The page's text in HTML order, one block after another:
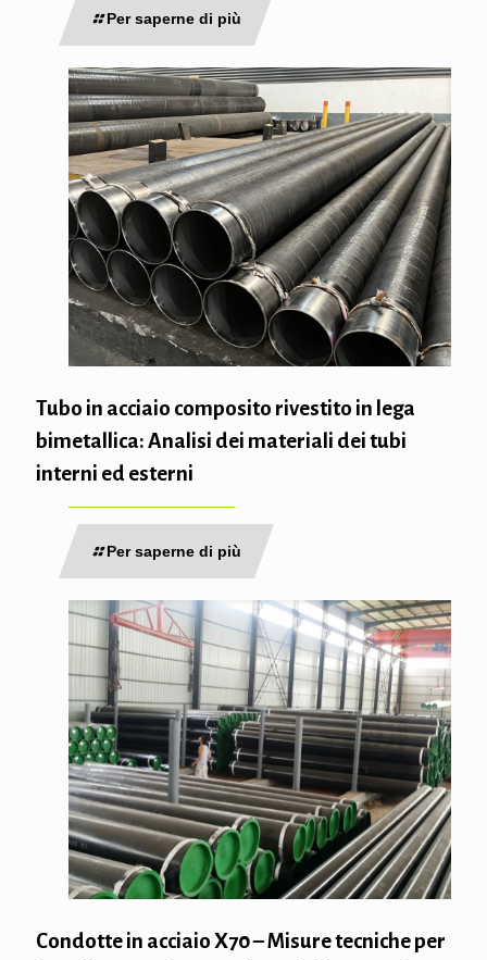
Per saperne di più
Tubo in acciaio composito rivestito in lega
bimetallica: Analisi dei materiali dei tubi
interni ed esterni
Per saperne di più
Condotte in acciaio X70 – Misure tecniche per